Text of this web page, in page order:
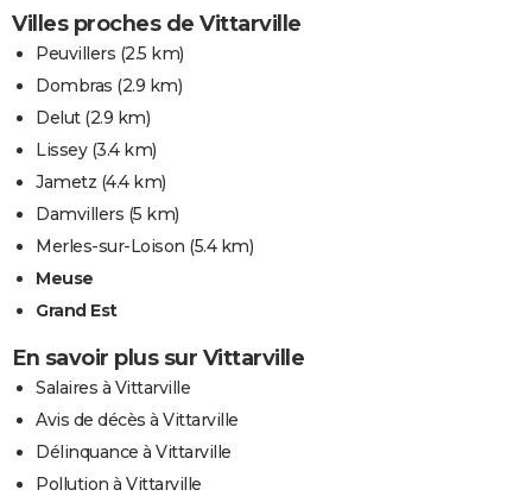
Villes proches de Vittarville
Peuvillers (2.5 km)
Dombras (2.9 km)
Delut(2.9 km)
Lissey(3.4 km)
Jametz (4.4 km)
Damvillers (5 km)
Merles-sur-Loison (5.4 km)
Meuse
Grand Est
En savoir plus sur Vittarville
Salaires à Vittarville
Avis de décès à Vittarville
Délinquance à Vittarville
Pollution à Vittarville